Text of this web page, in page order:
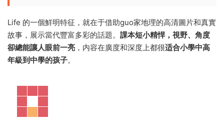
Life 的一個鮮明特征，就在于借助guo家地理的高清圖片和真實
故事，展示當代豐富多彩的話題。 課本短小精悍，視野、角度
卻總能讓人眼前一亮 ，内容在廣度和深度上都很适合小學中高
年級到中學的孩子。